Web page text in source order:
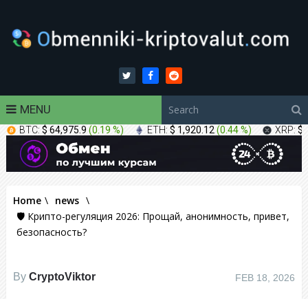
MENU
BTC: $ 64,975.9 (0.19 %) ETH: $ 1,920.12 (0.44 %) XRP: $
Home \ news \
🛡 Крипто-регуляция 2026: Прощай, анонимность, привет,
безопасность?
By CryptoViktor FEB 18, 2026